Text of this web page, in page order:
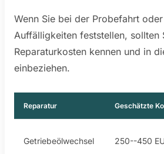
Wenn Sie bei der Probefahrt
Auffälligkeiten feststellen, sollten
Reparaturkosten kennen und in
einbeziehen.
Reparatur Geschätzte
Getriebeölwechsel 250--450